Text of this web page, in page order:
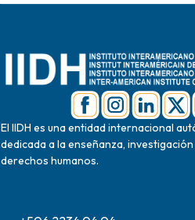
El IIDH es una entidad internacional
dedicada a la enseñanza,
derechos humanos.